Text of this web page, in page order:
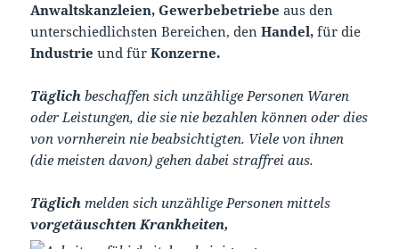
Anwaltskanzleien, Gewerbebetriebe aus den
unterschiedlichsten Bereichen, denHandel,für die
Industrieund für Konzerne.
Täglich beschaffen sich unzählige Personen Waren
oder Leistungen, die sie nie bezahlen können oder dies
von vornherein nie beabsichtigten. Viele von ihnen
(die meisten davon) gehen dabei straffrei aus.
Täglich melden sich unzählige Personen mittels
vorgetäuschten Krankheiten,